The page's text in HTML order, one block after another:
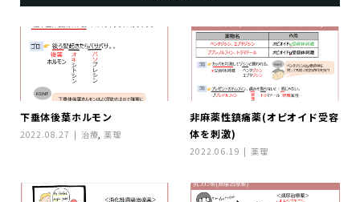
下垂体後葉ホルモン
2022.08.27 治療 薬理
非麻薬性鎮痛薬(オピオイド受容
体を刺激)
2022.06.19 薬理